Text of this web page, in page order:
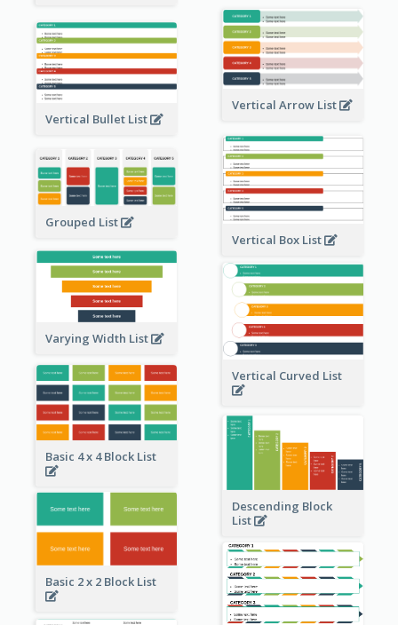
Vertical Arrow List
Vertical Bullet List
Vertical Box List
Grouped List
Varying Width List
Vertical Curved List
Basic 4 x 4 Block List
Descending Block
List
Basic 2 x 2 Block List